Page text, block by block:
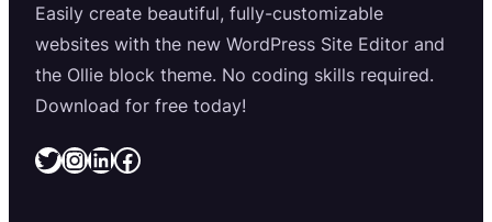
Easily create beautiful, fully-customizable
websites with the new WordPress Site Editor and
the Ollie block theme. No coding skills required.
Download for free today!
Twitter InstagramLinkedIn Facebook